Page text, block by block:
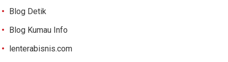
Blog Detik
Blog Kumau Info
lenterabisnis.com